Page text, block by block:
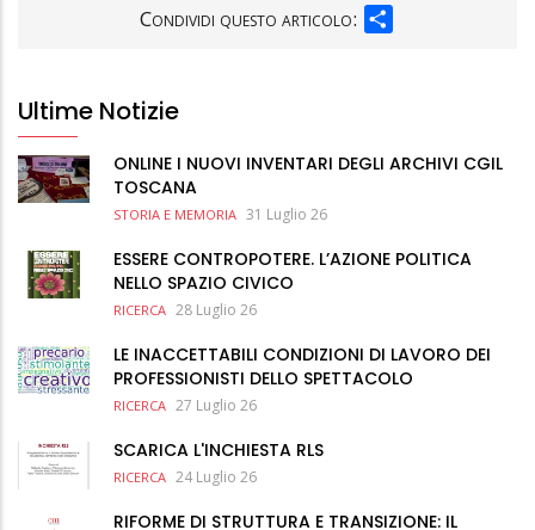
Condividi questo articolo:
Ultime Notizie
ONLINE I NUOVI INVENTARI DEGLI ARCHIVI CGIL
TOSCANA
STORIA E MEMORIA 31 Luglio 26
ESSERE CONTROPOTERE. L’AZIONE POLITICA
NELLO SPAZIO CIVICO
RICERCA 28 Luglio 26
LE INACCETTABILI CONDIZIONI DI LAVORO DEI
PROFESSIONISTI DELLO SPETTACOLO
RICERCA 27 Luglio 26
SCARICA L'INCHIESTA RLS
RICERCA 24 Luglio 26
RIFORME DI STRUTTURA E TRANSIZIONE: IL